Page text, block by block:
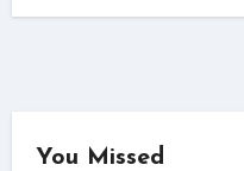
You Missed